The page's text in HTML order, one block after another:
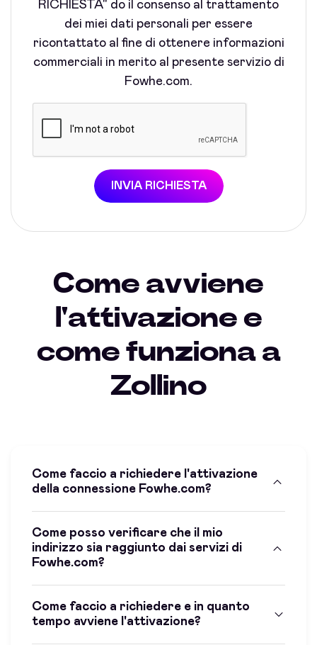
RICHIESTA" do il consenso al trattamento
dei miei dati personali per essere
ricontattato al fine di ottenere informazioni
commerciali in merito al presente servizio di
Fowhe.com.
INVIA RICHIESTA
Come avviene
l'attivazione e
come funziona a
Zollino
Come faccio a richiedere l'attivazione
della connessione Fowhe.com?
Come posso verificare che il mio
indirizzo sia raggiunto dai servizi di
Fowhe.com?
Come faccio a richiedere e in quanto
tempo avviene l'attivazione?